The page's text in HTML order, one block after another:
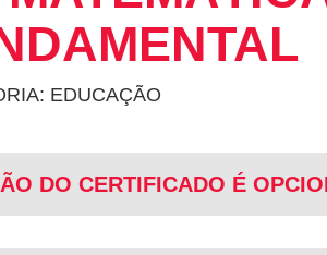
EDUCAÇÃO
DO CERTIFICADO É